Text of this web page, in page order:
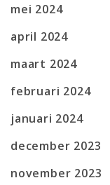
mei 2024
april 2024
maart 2024
februari 2024
januari 2024
december 2023
november 2023